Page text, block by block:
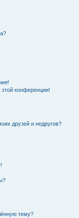
конференции!
друзей и недругов?
тему?